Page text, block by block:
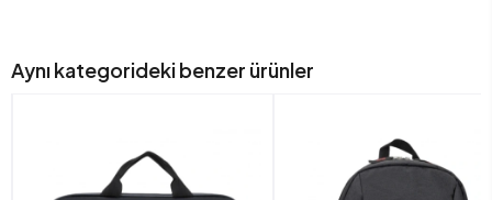
Aynı kategorideki benzer ürünler